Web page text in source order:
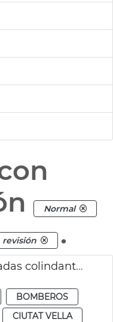
Normal
revisión .
Bomberos revisan fachadas colindantes plaza de l'Ajuntament por las mascletaes
BOMBEROS
CIUTAT VELLA